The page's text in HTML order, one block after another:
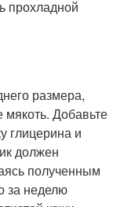
прохладной
размера,
мякоть. Добавьте
глицерина и
должен
полученным
за неделю